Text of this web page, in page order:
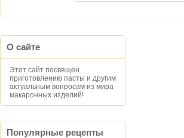
О сайте
Этот сайт посвящен
приготовлению пасты и другим
актуальным вопросам из мира
макаронных изделий!
Популярные рецепты